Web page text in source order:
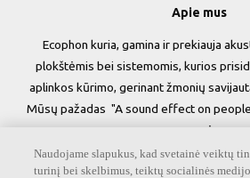
Apie mus
Ecophon kuria, gamina ir prekiauja
plokštėmis bei sistemomis, kurios
aplinkos kūrimo, gerinant žmonių
Mūsų pažadas "A sound effect on
esmė.
Sekite mus
Naudojame slapukus, kad svetainė veiktų
turinį bei skelbimus, teiktų socialinės